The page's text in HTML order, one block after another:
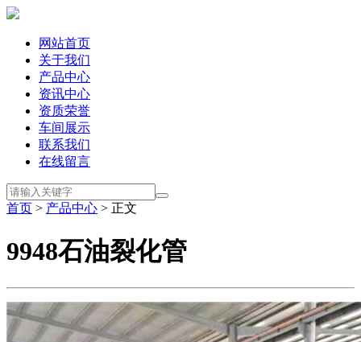
网站首页
关于我们
产品中心
资讯中心
资质荣誉
车间展示
联系我们
在线留言
首页 > 产品中心 > 正文
9948石油裂化管